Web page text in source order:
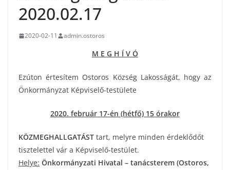
2020.02.17
2020-02-11 admin.ostoros
M E G H Í V Ó
Ezúton értesítem Ostoros Község Lakosságát, hogy az
Önkormányzat Képviselő-testülete
2020. február 17-én (hétfő) 15 órakor
KÖZMEGHALLGATÁST tart, melyre minden érdeklődőt
tisztelettel vár a Képviselő-testület.
Helye: Önkormányzati Hivatal – tanácsterem (Ostoros,